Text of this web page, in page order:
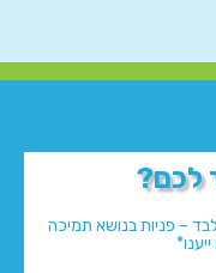
לכם?
– פניות בנושא תמיכה